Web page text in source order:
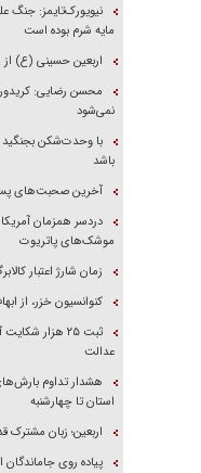
نیویورک‌تایمز: جنگ
مایه شرم بوده است
اربعین حسینی (ع) از
محسن رضایی:
نمی‌شود
با وحدت‌شکن بجنگید
باشد
آخرین صحبت‌های
دردسر همزمان
موشک‌های پاتریوت
زمان شارژ اعتبار
کنوانسیون خزر، از
ثبت ۲۵ هزار
عدالت
استان تا چهارشنبه
اربعین؛ زبان مشترک
پیاده روی جاماندگان